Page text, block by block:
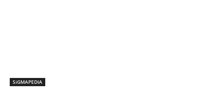
SiGMAPEDIA